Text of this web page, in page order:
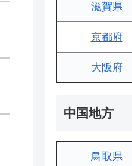
滋賀県
京都府
大阪府
中国地方
鳥取県